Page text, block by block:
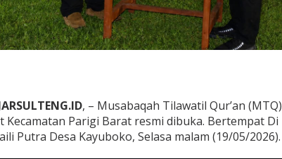
, – Musabaqah Tilawatil Qur’an (MTQ)
Kecamatan Parigi Barat resmi dibuka. Bertempat Di
Putra Desa Kayuboko, Selasa malam (19/05/2026).